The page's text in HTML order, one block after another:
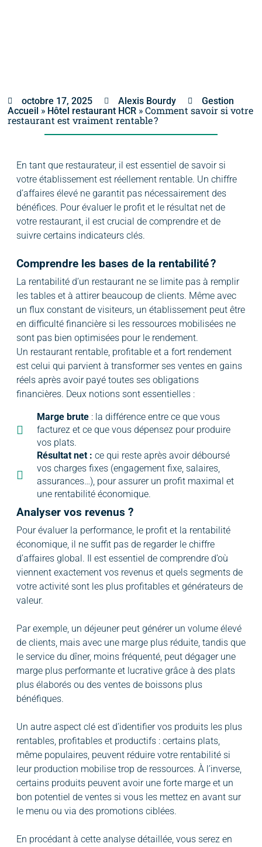
octobre 17, 2025 Alexis Bourdy
Gestion
Accueil » Hôtel restaurant HCR »Comment savoir si votre
restaurant est vraiment rentable ?
En tant que restaurateur, il est essentiel de savoir si
votre établissement est réellement rentable. Un chiffre
d’affaires élevé ne garantit pas nécessairement des
bénéfices. Pour évaluer le profit et le résultat net de
votre restaurant, il est crucial de comprendre et de
suivre certains indicateurs clés.
Comprendre les bases de la rentabilité ?
La rentabilité d’un restaurant ne se limite pas à remplir
les tables et à attirer beaucoup de clients. Même avec
un flux constant de visiteurs, un établissement peut être
en difficulté financière si les ressources mobilisées ne
sont pas bien optimisées pour le rendement.
Un restaurant rentable, profitable et a fort rendement
est celui qui parvient à transformer ses ventes en gains
réels après avoir payé toutes ses obligations
financières. Deux notions sont essentielles :
Marge brute : la différence entre ce que vous
facturez et ce que vous dépensez pour produire
vos plats.
Résultat net : ce qui reste après avoir déboursé
vos charges fixes (engagement fixe, salaires,
assurances…), pour assurer un profit maximal et
une rentabilité économique.
Analyser vos revenus ?
Pour évaluer la performance, le profit et la rentabilité
économique, il ne suffit pas de regarder le chiffre
d’affaires global. Il est essentiel de comprendre d’où
viennent exactement vos revenus et quels segments de
votre activité sont les plus profitables et générateurs de
valeur.
Par exemple, un déjeuner peut générer un volume élevé
de clients, mais avec une marge plus réduite, tandis que
le service du dîner, moins fréquenté, peut dégager une
marge plus performante et lucrative grâce à des plats
plus élaborés ou des ventes de boissons plus
bénéfiques.
Un autre aspect clé est d’identifier vos produits les plus
rentables, profitables et productifs : certains plats,
même populaires, peuvent réduire votre rentabilité si
leur production mobilise trop de ressources. À l’inverse,
certains produits peuvent avoir une forte marge et un
bon potentiel de ventes si vous les mettez en avant sur
le menu ou via des promotions ciblées.
En procédant à cette analyse détaillée, vous serez en